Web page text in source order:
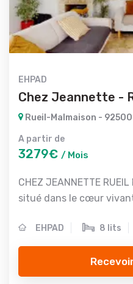
EHPAD
Chez Jeannette -
Rueil-Malmaison - 92500
A partir de
3279€ / Mois
CHEZ JEANNETTE
situé dans le cœur
EHPAD 8 lits